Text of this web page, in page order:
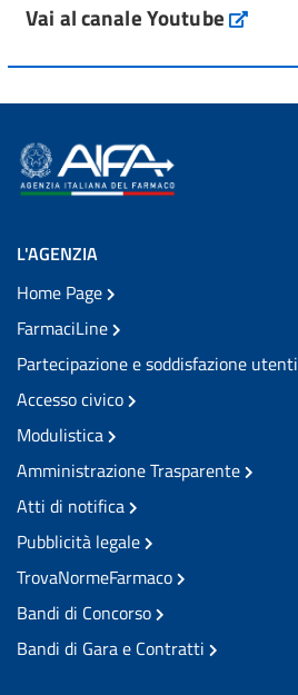
Vai al canale Youtube
L'AGENZIA
Home Page
FarmaciLine
Partecipazione e soddisfazione utenti
Accesso civico
Modulistica
Amministrazione Trasparente
Atti di notifica
Pubblicità legale
TrovaNormeFarmaco
Bandi di Concorso
Bandi di Gara e Contratti